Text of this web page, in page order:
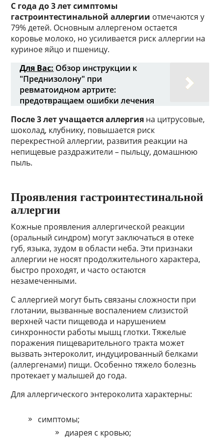
С года до 3 лет симптомы
гастроинтестинальной аллергии отмечаются у
79% детей. Основным аллергеном остается
коровье молоко, но усиливается риск аллергии на
куриное яйцо и пшеницу.
Для Вас: Обзор инструкции к
"Преднизолону" при
ревматоидном артрите:
предотвращаем ошибки лечения
После 3 лет учащается аллергия на цитрусовые,
шоколад, клубнику, повышается риск
перекрестной аллергии, развития реакции на
непищевые раздражители – пыльцу, домашнюю
пыль.
Проявления гастроинтестинальной
аллергии
Кожные проявления аллергической реакции
(оральный синдром) могут заключаться в отеке
губ, языка, зудом в области неба. Эти признаки
аллергии не носят продолжительного характера,
быстро проходят, и часто остаются
незамеченными.
С аллергией могут быть связаны сложности при
глотании, вызванные воспалением слизистой
верхней части пищевода и нарушением
синхронности работы мышц глотки. Тяжелые
поражения пищеварительного тракта может
вызвать энтероколит, индуцированный белками
(аллергенами) пищи. Особенно тяжело болезнь
протекает у малышей до года.
Для аллергического энтероколита характерны:
симптомы;
диарея с кровью;